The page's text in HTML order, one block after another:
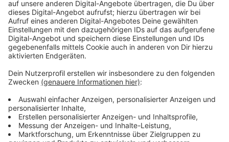
Einbrüche häufen sich
Anzeige
Seit mehreren Wochen wird in Schulen in Bergisch
Gladbach verstärkt eingebrochen – die Täter gehen
immer nach einem ähnlichen Schema vor und haben es
auf die Verwaltungsräume abgesehen, um Bargeld zu
stehlen, vermutet die Polizei. Sie bittet die
Bevölkerung, im Bereich von Schulen aufmerksam zu